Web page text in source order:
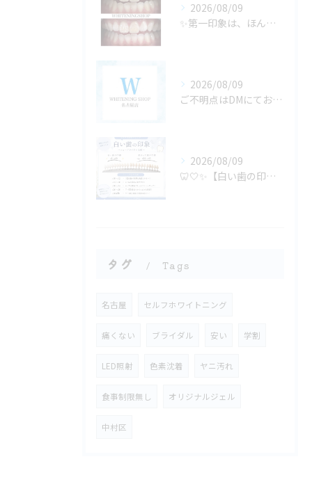
2026/08/09
✨第一印象は、ほんの数秒で決まる✨
2026/08/09
ご不明点はDMにてお気軽にお問い合わせください✨🩷
2026/08/09
🦷🤍✨【白い歯の印象、どのくらい違う？】✨🤍🦷
タグ Tags
名古屋 セルフホワイトニング
痛くない ブライダル 安い 学割
LED照射 色素沈着 ヤニ汚れ
食事制限無し オリジナルジェル
中村区